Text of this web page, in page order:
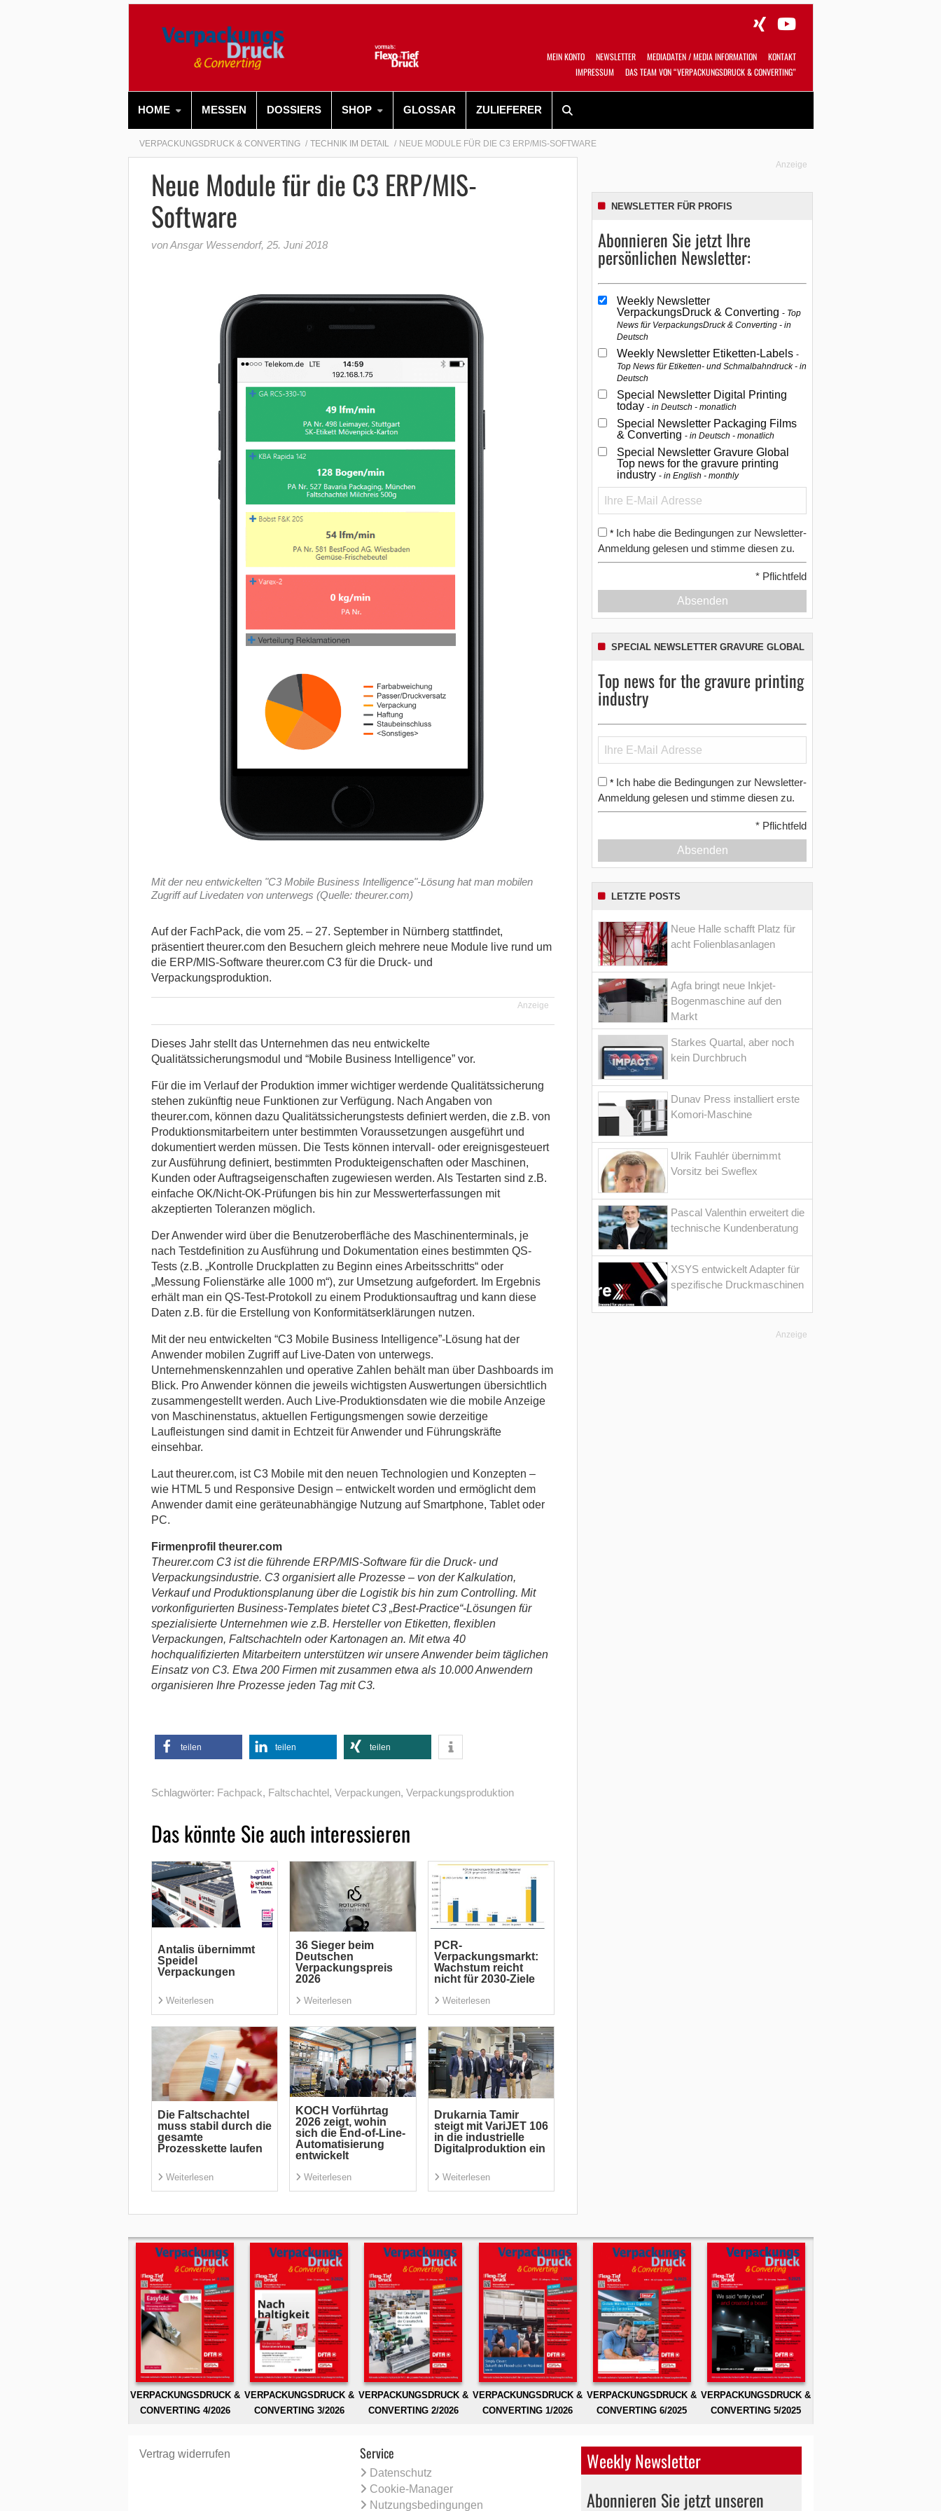
MEIN KONTO NEWSLETTER MEDIADATEN / MEDIA INFORMATION
KONTAKT
IMPRESSUM
DAS TEAM VON “VERPACKUNGSDRUCK & CONVERTING”
HOME MESSEN DOSSIERS SHOP GLOSSAR ZULIEFERER
VERPACKUNGSDRUCK & CONVERTING TECHNIK IM DETAIL NEUE MODULE FÜR DIE C3 ERP/MIS-SOFTWARE
Neue Module für die C3 ERP/MIS-
Software
von Ansgar Wessendorf, 25. Juni 2018
Mit der neu entwickelten "C3 Mobile Business Intelligence"-Lösung hat man mobilen
Zugriff auf Livedaten von unterwegs (Quelle: theurer.com)
Auf der FachPack, die vom 25. – 27. September in Nürnberg stattfindet,
präsentiert theurer.com den Besuchern gleich mehrere neue Module live rund um
die ERP/MIS-Software theurer.com C3 für die Druck- und
Verpackungsproduktion.
Anzeige
Dieses Jahr stellt das Unternehmen das neu entwickelte
Qualitätssicherungsmodul und “Mobile Business Intelligence” vor.
Für die im Verlauf der Produktion immer wichtiger werdende Qualitätssicherung
stehen zukünftig neue Funktionen zur Verfügung. Nach Angaben von
theurer.com, können dazu Qualitätssicherungstests definiert werden, die z.B. von
Produktionsmitarbeitern unter bestimmten Voraussetzungen ausgeführt und
dokumentiert werden müssen. Die Tests können intervall- oder ereignisgesteuert
zur Ausführung definiert, bestimmten Produkteigenschaften oder Maschinen,
Kunden oder Auftragseigenschaften zugewiesen werden. Als Testarten sind z.B.
einfache OK/Nicht-OK-Prüfungen bis hin zur Messwerterfassungen mit
akzeptierten Toleranzen möglich.
Der Anwender wird über die Benutzeroberfläche des Maschinenterminals, je
nach Testdefinition zu Ausführung und Dokumentation eines bestimmten QS-
Tests (z.B. „Kontrolle Druckplatten zu Beginn eines Arbeitsschritts“ oder
„Messung Folienstärke alle 1000 m“), zur Umsetzung aufgefordert. Im Ergebnis
erhält man ein QS-Test-Protokoll zu einem Produktionsauftrag und kann diese
Daten z.B. für die Erstellung von Konformitätserklärungen nutzen.
Mit der neu entwickelten “C3 Mobile Business Intelligence”-Lösung hat der
Anwender mobilen Zugriff auf Live-Daten von unterwegs.
Unternehmenskennzahlen und operative Zahlen behält man über Dashboards im
Blick. Pro Anwender können die jeweils wichtigsten Auswertungen übersichtlich
zusammengestellt werden. Auch Live-Produktionsdaten wie die mobile Anzeige
von Maschinenstatus, aktuellen Fertigungsmengen sowie derzeitige
Laufleistungen sind damit in Echtzeit für Anwender und Führungskräfte
einsehbar.
Laut theurer.com, ist C3 Mobile mit den neuen Technologien und Konzepten –
wie HTML 5 und Responsive Design – entwickelt worden und ermöglicht dem
Anwender damit eine geräteunabhängige Nutzung auf Smartphone, Tablet oder
PC.
Firmenprofil theurer.com
Theurer.com C3 ist die führende ERP/MIS-Software für die Druck- und
Verpackungsindustrie. C3 organisiert alle Prozesse – von der Kalkulation,
Verkauf und Produktionsplanung über die Logistik bis hin zum Controlling. Mit
vorkonfigurierten Business-Templates bietet C3 „Best-Practice“-Lösungen für
spezialisierte Unternehmen wie z.B. Hersteller von Etiketten, flexiblen
Verpackungen, Faltschachteln oder Kartonagen an. Mit etwa 40
hochqualifizierten Mitarbeitern unterstützen wir unsere Anwender beim täglichen
Einsatz von C3. Etwa 200 Firmen mit zusammen etwa als 10.000 Anwendern
organisieren Ihre Prozesse jeden Tag mit C3.
teilen teilen teilen
Schlagwörter: Fachpack, Faltschachtel, Verpackungen, Verpackungsproduktion
Das könnte Sie auch interessieren
Antalis übernimmt
Speidel
Verpackungen
Weiterlesen
36 Sieger beim
Deutschen
Verpackungspreis
2026
Weiterlesen
PCR-
Verpackungsmarkt:
Wachstum reicht
nicht für 2030-Ziele
Weiterlesen
Die Faltschachtel
muss stabil durch die
gesamte
Prozesskette laufen
Weiterlesen
KOCH Vorführtag
2026 zeigt, wohin
sich die End-of-Line-
Automatisierung
entwickelt
Weiterlesen
Drukarnia Tamir
steigt mit VariJET 106
in die industrielle
Digitalproduktion ein
Weiterlesen
Anzeige
NEWSLETTER FÜR PROFIS
Abonnieren Sie jetzt Ihre
persönlichen Newsletter:
Weekly Newsletter
VerpackungsDruck & Converting Top
News für VerpackungsDruck & Converting - in
Deutsch
Weekly Newsletter Etiketten-Labels
Top News für Etiketten- und Schmalbahndruck - in
Deutsch
Special Newsletter Digital Printing
today in Deutsch - monatlich
Special Newsletter Packaging Films
& Converting in Deutsch - monatlich
Special Newsletter Gravure Global
Top news for the gravure printing
industry in English - monthly
* Ich habe die Bedingungen zur Newsletter-
Anmeldung gelesen und stimme diesen zu.
* Pflichtfeld
Absenden
SPECIAL NEWSLETTER GRAVURE GLOBAL
Top news for the gravure printing
industry
* Ich habe die Bedingungen zur Newsletter-
Anmeldung gelesen und stimme diesen zu.
* Pflichtfeld
Absenden
LETZTE POSTS
Neue Halle schafft Platz für
acht Folienblasanlagen
Agfa bringt neue Inkjet-
Bogenmaschine auf den
Markt
Starkes Quartal, aber noch
kein Durchbruch
Dunav Press installiert erste
Komori-Maschine
Ulrik Fauhlér übernimmt
Vorsitz bei Sweflex
Pascal Valenthin erweitert die
technische Kundenberatung
XSYS entwickelt Adapter für
spezifische Druckmaschinen
Anzeige
VERPACKUNGSDRUCK &
CONVERTING 4/2026
VERPACKUNGSDRUCK &
CONVERTING 3/2026
VERPACKUNGSDRUCK &
CONVERTING 2/2026
VERPACKUNGSDRUCK &
CONVERTING 1/2026
VERPACKUNGSDRUCK &
CONVERTING 6/2025
VERPACKUNGSDRUCK &
CONVERTING 5/2025
Vertrag widerrufen Service
Datenschutz
Cookie-Manager
Nutzungsbedingungen
Weekly Newsletter
Abonnieren Sie jetzt unseren